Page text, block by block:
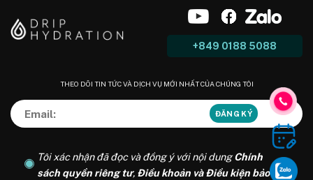
+849 0188 5088
THEO DÕI TIN TỨC VÀ DỊCH VỤ MỚI NHẤT CỦA CHÚNG TÔI
Tôi xác nhận đã đọc và đồng ý với nội dungChính
sách quyền riêng tư, Điều khoản và Điều kiện bảo